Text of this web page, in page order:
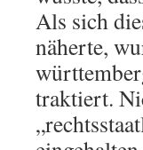
Als sich
näherte,
traktiert.